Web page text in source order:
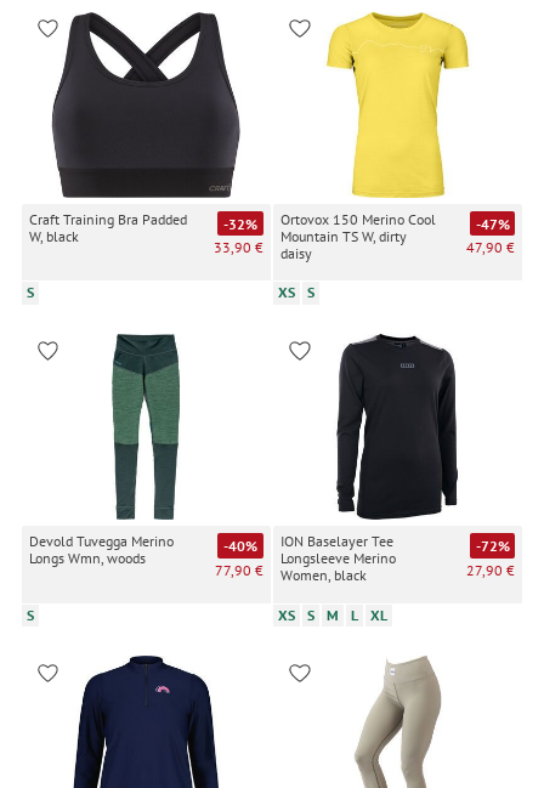
Craft Training Bra Padded
W, black
-32%
33,90 €
S
Ortovox 150 Merino Cool
Mountain TS W, dirty
daisy
-47%
47,90 €
XS S
Devold Tuvegga Merino
Longs Wmn, woods
-40%
77,90 €
S
ION Baselayer Tee
Longsleeve Merino
Women, black
-72%
27,90 €
XS S M L XL